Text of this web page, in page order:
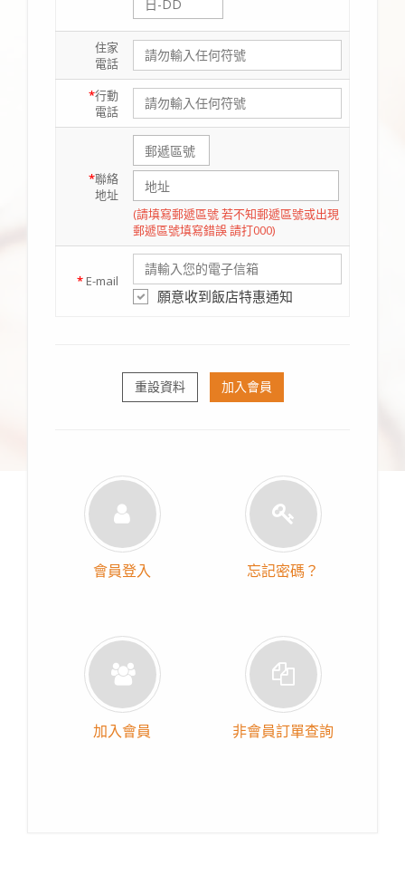
住家
電話
*行動
電話
*聯絡
地址
(請填寫郵遞區號 若不知郵遞區號或出現
郵遞區號填寫錯誤 請打000)
* E-mail
願意收到飯店特惠通知
重設資料 加入會員
會員登入 忘記密碼？
加入會員 非會員訂單查詢